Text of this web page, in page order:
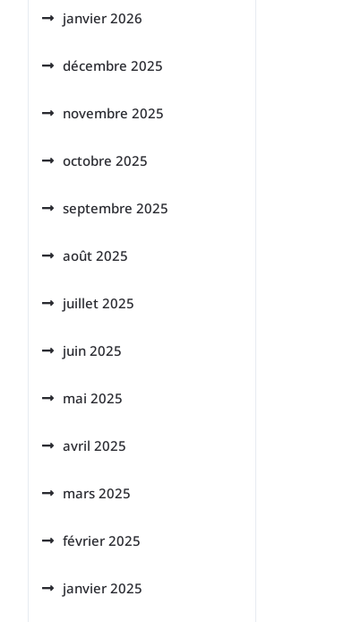
janvier 2026
décembre 2025
novembre 2025
octobre 2025
septembre 2025
août 2025
juillet 2025
juin 2025
mai 2025
avril 2025
mars 2025
février 2025
janvier 2025